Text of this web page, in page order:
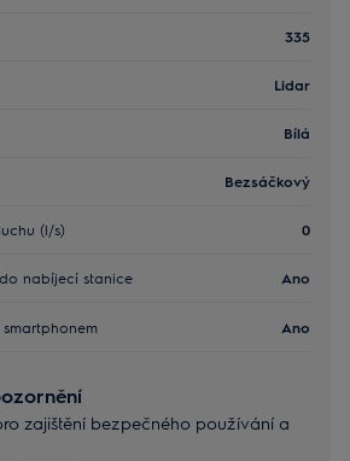
335
Lidar
Bílá
Bezsáčkový
(l/s) 0
nabíjecí stanice Ano
Ano
zajištění bezpečného používání a